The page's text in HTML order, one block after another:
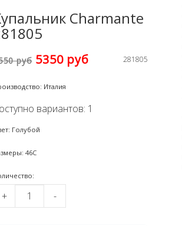
Charmante
руб5350 руб 281805
Италия
вариантов: 1
Голубой
46C
+ -